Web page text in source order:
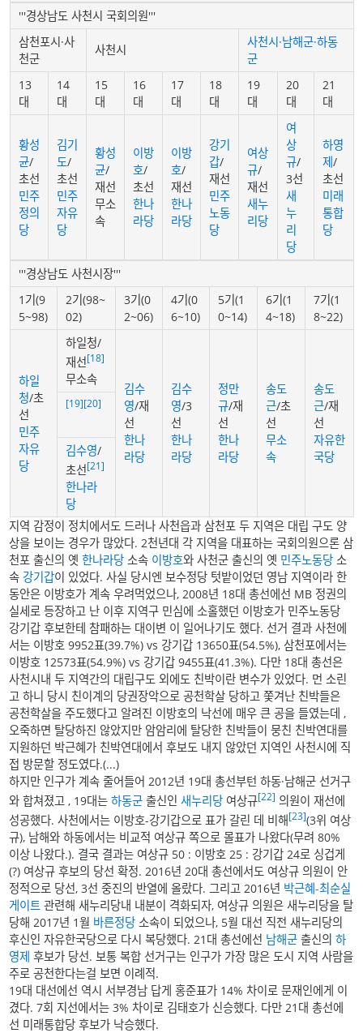
'''경상남도 사천시 국회의원'''
삼천포시·사
천군
사천시
사천시·남해군·하동
군
13
대
14
대
15
대
16
대
17
대
18
대
19
대
20
대
21
대
황성
균/
초선
민주
정의
당
김기
도/
초선
민주
자유
당
황성
균/
재선
무소
속
이방
호/
초선
한나
라당
이방
호/
재선
한나
라당
강기
갑/
재선
민주
노동
당
여상
규/
재선
새누
리당
여
상
규/
3선
새
누
리
당
하영
제 /
초선
미래
통합
당
'''경상남도 사천시장'''
1기(9
5~98)
2기(98~
02)
3기(0
2~06)
4기(0
6~10)
5기(1
0~14)
6기(1
4~18)
7기(1
8~22)
하일
청/초
선
민주
자유
당
하일청/
재선[18]
무소속
김수
영/재
선
한나
라당
김수
영/3
선
한나
라당
정만
규/재
선
한나
라당
송도
근/초
선
무소
속
송도
근/재
선
자유한
국당
[19][20]
김수영/
초선[21]
한나라
당
지역 감정이 정치에서도 드러나 사천읍과 삼천포 두 지역은 대립 구도 양
상을 보이는 경우가 많았다. 2천년대 각 지역을 대표하는 국회의원으론 삼
천포 출신의 옛한나라당 소속 이방호와 사천군 출신의 옛 민주노동당 소
속 강기갑이 있었다. 사실 당시엔 보수정당 텃밭이었던 영남 지역이라 한
동안은 이방호가 계속 우려먹었으나, 2008년 18대 총선에선 MB 정권의
실세로 등장하고 난 이후 지역구 민심에 소홀했던 이방호가 민주노동당
강기갑 후보한테 참패하는 대이변 이 일어나기도 했다. 선거 결과 사천에
서는 이방호 9952표(39.7%) vs 강기갑 13650표(54.5%), 삼천포에서는
이방호 12573표(54.9%) vs 강기갑 9455표(41.3%). 다만 18대 총선은
사천시내 두 지역간의 대립구도 외에도 친박이란 변수가 있었다. 먼 소린
고 하니 당시 친이계의 당권장악으로 공천학살 당하고 쫓겨난 친박들은
공천학살을 주도했다고 알려진 이방호의 낙선에 매우 큰 공을 들였는데 ,
오죽하면 탈당하진 않았지만 암암리에 탈당한 친박들이 뭉친 친박연대를
지원하던 박근혜가 친박연대에서 후보도 내지 않았던 지역인 사천시에 직
접 방문할 정도였다.(...)
하지만 인구가 계속 줄어들어 2012년 19대 총선부턴 하동·남해군 선거구
와 합쳐졌고 , 19대는하동군 출신인새누리당 여상규[22] 의원이 재선에
성공했다. 사천에서는 이방호-강기갑으로 표가 갈린 데 비해[23](3위 여상
규), 남해와 하동에서는 비교적 여상규 쪽으로 몰표가 나왔다(무려 80%
이상 나왔다.). 결국 결과는 여상규 50 : 이방호 25 : 강기갑 24로 싱겁게
(?) 여상규 후보의 당선 확정. 2016년 20대 총선에서도 여상규 의원이 안
정적으로 당선, 3선 중진의 반열에 올랐다. 그리고 2016년 박근혜-최순실
게이트 관련해 새누리당내 내분이 격화되자, 여상규 의원은 새누리당을 탈
당해 2017년 1월 바른정당 소속이 되었으나, 5월 대선 직전 새누리당의
후신인 자유한국당으로 다시 복당했다. 21대 총선에선 남해군 출신의하
영제 후보가 당선. 보통 복합 선거구는 인구가 가장 많은 도시 지역 사람을
주로 공천한다는걸 보면 이례적.
19대 대선에선 역시 서부경남 답게 홍준표가 14% 차이로 문재인에게 이
겼다. 7회 지선에서는 3% 차이로 김태호가 신승했다. 다만 21대 총선에
선 미래통합당 후보가 낙승했다.